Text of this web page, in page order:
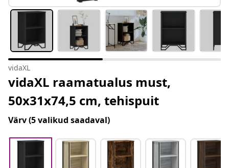
vidaXL
vidaXL raamatualus must,
50x31x74,5 cm, tehispuit
Värv(5 valikud saadaval)